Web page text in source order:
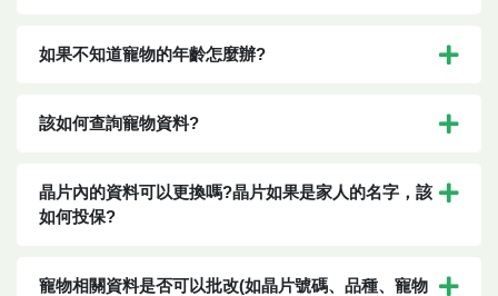
如果不知道寵物的年齡怎麼辦?
該如何查詢寵物資料?
晶片內的資料可以更換嗎?晶片如果是家人的名字，該
如何投保?
寵物相關資料是否可以批改(如晶片號碼、品種、寵物